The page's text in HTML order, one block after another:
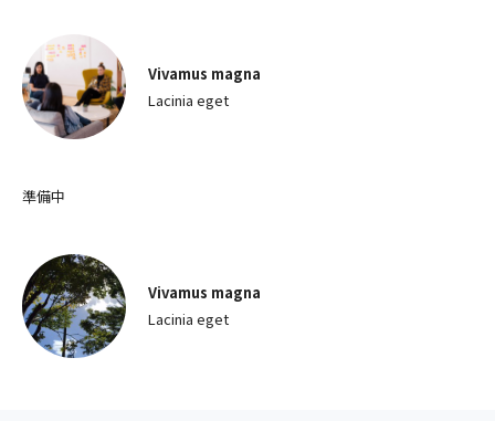
Vivamus magna
Lacinia eget
準備中
Vivamus magna
Lacinia eget